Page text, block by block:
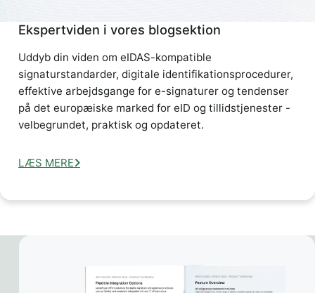
Ekspertviden i vores blogsektion
Uddyb din viden om eIDAS-kompatible
signaturstandarder, digitale identifikationsprocedurer,
effektive arbejdsgange for e-signaturer og tendenser
på det europæiske marked for eID og tillidstjenester -
velbegrundet, praktisk og opdateret.
LÆS MERE